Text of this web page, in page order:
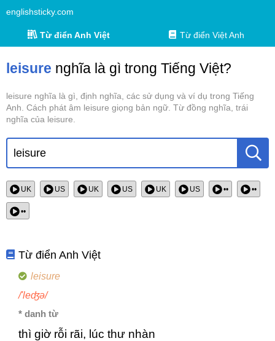
englishsticky.com
Từ điển Anh Việt Từ điển Việt Anh
leisure nghĩa là gì trong Tiếng Việt?
leisure nghĩa là gì, định nghĩa, các sử dụng và ví dụ trong Tiếng
Anh. Cách phát âm leisure giọng bản ngữ. Từ đồng nghĩa, trái
nghĩa của leisure.
UK US UK US UK US •• ••
••
Từ điển Anh Việt
leisure
/'leʤə/
* danh từ
thì giờ rỗi rãi, lúc thư nhàn